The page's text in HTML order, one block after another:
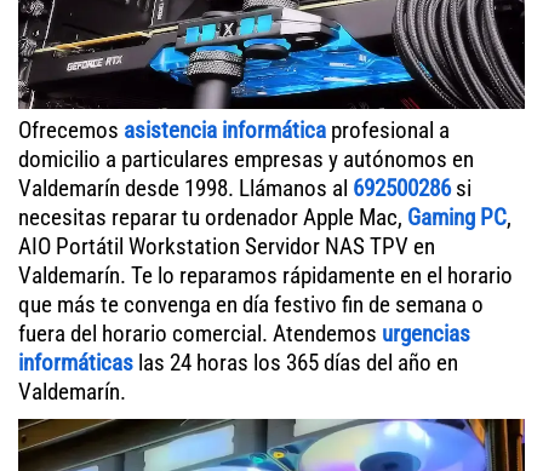
Ofrecemos asistencia informática profesional a
domicilio a particulares empresas y autónomos en
Valdemarín desde 1998. Llámanos al 692500286si
necesitas reparar tu ordenador Apple Mac, Gaming PC,
AIO Portátil Workstation Servidor NAS TPV en
Valdemarín. Te lo reparamos rápidamente en el horario
que más te convenga en día festivo fin de semana o
fuera del horario comercial. Atendemos urgencias
informáticas las 24 horas los 365 días del año en
Valdemarín.